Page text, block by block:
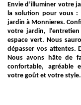
Envie d’illuminer votre
la solution pour vous :
jardin à Monnieres.
votre jardin,
espace vert. Nous
dépasser vos attentes.
Nous avons hâte de
confortable, agréable
votre goût et votre style.